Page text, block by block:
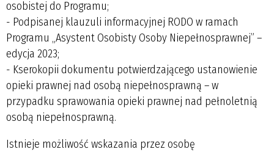
osobistej do Programu;
- Podpisanej klauzuli informacyjnej RODO w ramach
Programu „Asystent Osobisty Osoby Niepełnosprawnej” –
edycja 2023;
- Kserokopii dokumentu potwierdzającego ustanowienie
opieki prawnej nad osobą niepełnosprawną – w
przypadku sprawowania opieki prawnej nad pełnoletnią
osobą niepełnosprawną.
Istnieje możliwość wskazania przez osobę